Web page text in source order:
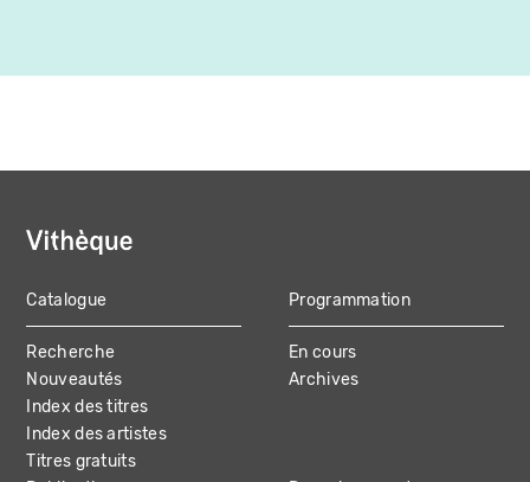
MAIN
NAVIGATION
Catalogue
Recherche
Nouveautés
Index des titres
Index des artistes
Titres gratuits
Programmation
En cours
Archives